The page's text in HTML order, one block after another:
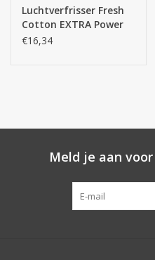
Luchtverfrisser Fresh
Cotton EXTRA Power
spray 750ml
€16,34
Meld je aan